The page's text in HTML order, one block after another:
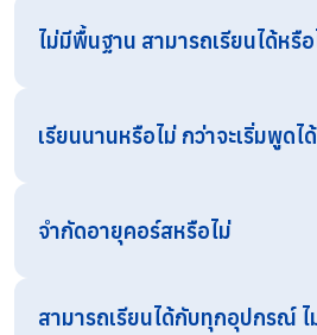
ไม่มีพื้นฐาน สามารถเรียนได้หรื
เรียนนานหรือไม่ กว่าจะเริ่มพูดได้
จำกัดอายุคอร์สหรือไม่
สามารถเรียนได้กับทุกอุปกรณ์ ไ